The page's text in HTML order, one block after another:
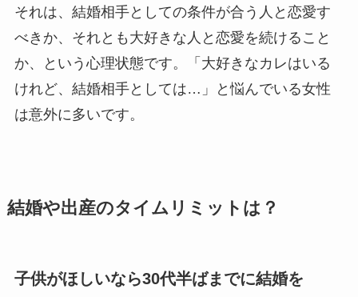
それは、結婚相手としての条件が合う人と恋愛す
べきか、それとも大好きな人と恋愛を続けること
か、という心理状態です。「大好きなカレはいる
けれど、結婚相手としては…」と悩んでいる女性
は意外に多いです。
結婚や出産のタイムリミットは？
子供がほしいなら30代半ばまでに結婚を